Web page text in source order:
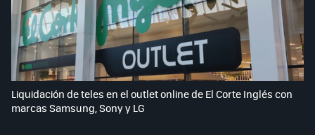
Liquidación de teles en el outlet online de El Corte Inglés con
marcas Samsung, Sony y LG